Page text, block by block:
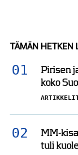
koko
MM-
tuli